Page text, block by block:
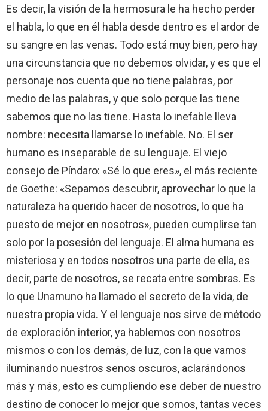
Es decir, la visión de la hermosura le ha hecho perder
el habla, lo que en él habla desde dentro es el ardor de
su sangre en las venas. Todo está muy bien, pero hay
una circunstancia que no debemos olvidar, y es que el
personaje nos cuenta que no tiene palabras, por
medio de las palabras, y que solo porque las tiene
sabemos que no las tiene. Hasta lo inefable lleva
nombre: necesita llamarse lo inefable. No. El ser
humano es inseparable de su lenguaje. El viejo
consejo de Píndaro: «Sé lo que eres», el más reciente
de Goethe: «Sepamos descubrir, aprovechar lo que la
naturaleza ha querido hacer de nosotros, lo que ha
puesto de mejor en nosotros», pueden cumplirse tan
solo por la posesión del lenguaje. El alma humana es
misteriosa y en todos nosotros una parte de ella, es
decir, parte de nosotros, se recata entre sombras. Es
lo que Unamuno ha llamado el secreto de la vida, de
nuestra propia vida. Y el lenguaje nos sirve de método
de exploración interior, ya hablemos con nosotros
mismos o con los demás, de luz, con la que vamos
iluminando nuestros senos oscuros, aclarándonos
más y más, esto es cumpliendo ese deber de nuestro
destino de conocer lo mejor que somos, tantas veces